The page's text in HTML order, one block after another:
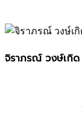
จิราภรณ์ วงษ์เกิด